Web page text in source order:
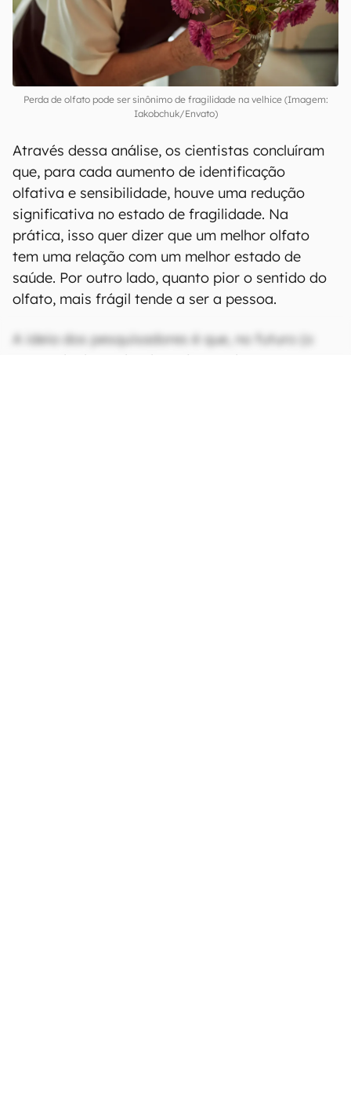
Perda de olfato pode ser sinônimo de fragilidade na velhice (Imagem:
Iakobchuk/Envato)
Através dessa análise, os cientistas concluíram
que, para cada aumento de identificação
olfativa e sensibilidade, houve uma redução
significativa no estado de fragilidade. Na
prática, isso quer dizer que um melhor olfato
tem uma relação com um melhor estado de
saúde. Por outro lado, quanto pior o sentido do
olfato, mais frágil tende a ser a pessoa.
A ideia dos pesquisadores é que, no futuro (o
que pode depender de mais estudos), os testes